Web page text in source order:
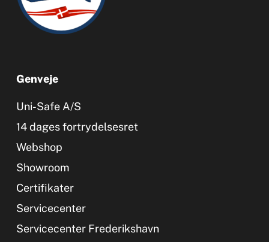
Genveje
Uni-Safe A/S
14 dages fortrydelsesret
Webshop
Showroom
Certifikater
Servicecenter
Servicecenter Frederikshavn